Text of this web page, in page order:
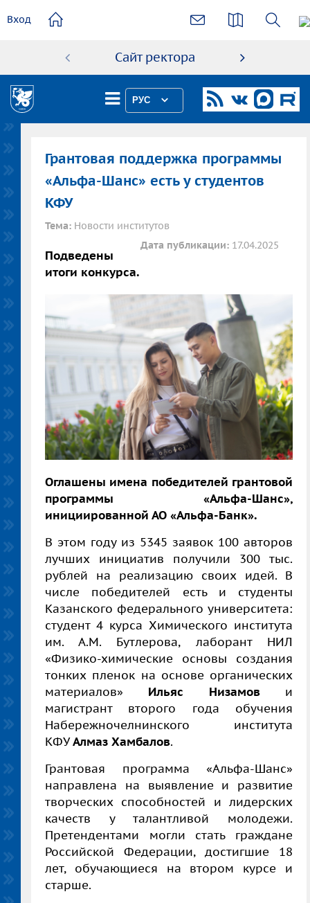
содержанию
Вход
Сайт ректора
РУС
Грантовая поддержка программы
«Альфа-Шанс» есть у студентов
КФУ
Тема: Новости институтов
Дата публикации: 17.04.2025
Подведены
итоги конкурса.
Оглашены имена победителей грантовой
программы «Альфа-Шанс»,
инициированной АО «Альфа-Банк».
В этом году из 5345 заявок 100 авторов
лучших инициатив получили 300 тыс.
рублей на реализацию своих идей. В
числе победителей есть и студенты
Казанского федерального университета:
студент 4 курса Химического института
им. А.М. Бутлерова,
лаборант НИЛ
«Физико-химические основы создания
тонких пленок на основе органических
материалов» Ильяс Низамов и
магистрант второго года обучения
Набережночелнинского института
КФУАлмаз Хамбалов.
Грантовая программа «Альфа-Шанс»
направлена на выявление и развитие
творческих способностей и лидерских
качеств у талантливой молодежи.
Претендентами могли стать граждане
Российской Федерации, достигшие 18
лет, обучающиеся на втором курсе и
старше.